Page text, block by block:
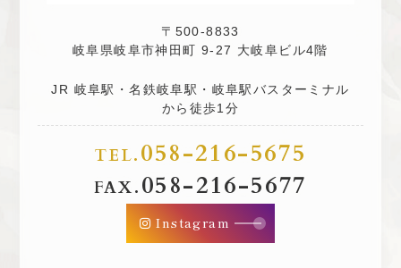
〒500-8833
岐阜県岐阜市神田町 9-27 大岐阜ビル4階
JR 岐阜駅・名鉄岐阜駅・岐阜駅バスターミナル
から徒歩1分
TEL.058-216-5675
FAX.058-216-5677
Instagram